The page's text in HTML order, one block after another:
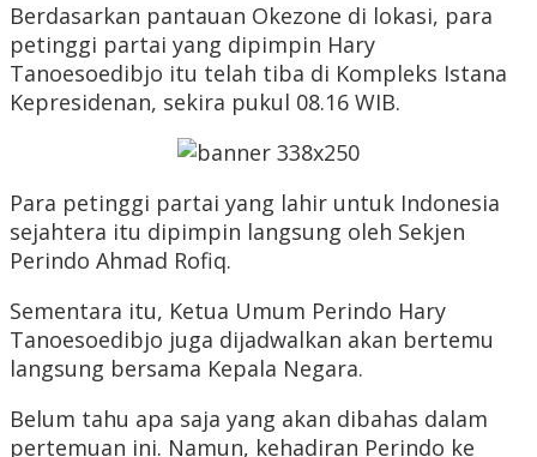
Berdasarkan pantauan Okezone di lokasi, para
petinggi partai yang dipimpin Hary
Tanoesoedibjo itu telah tiba di Kompleks Istana
Kepresidenan, sekira pukul 08.16 WIB.
Para petinggi partai yang lahir untuk Indonesia
sejahtera itu dipimpin langsung oleh Sekjen
Perindo Ahmad Rofiq.
Sementara itu, Ketua Umum Perindo Hary
Tanoesoedibjo juga dijadwalkan akan bertemu
langsung bersama Kepala Negara.
Belum tahu apa saja yang akan dibahas dalam
pertemuan ini. Namun, kehadiran Perindo ke